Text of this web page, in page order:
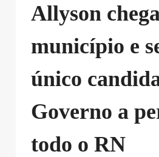
Allyson
município e
único
Governo a
todo o RN